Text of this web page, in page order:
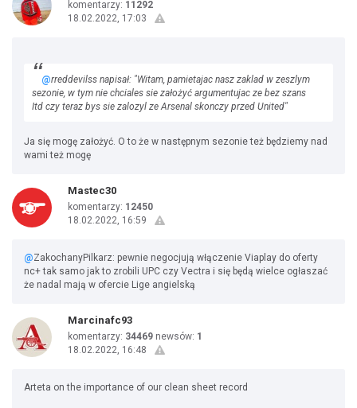
komentarzy: 11292
18.02.2022, 17:03
@rreddevilss napisał: "Witam, pamietajac nasz zaklad w zeszlym
sezonie, w tym nie chciales sie założyć argumentujac ze bez szans
Itd czy teraz bys sie zalozyl ze Arsenal skonczy przed United"
Ja się mogę założyć. O to że w następnym sezonie też będziemy nad
wami też mogę
Mastec30
komentarzy: 12450
18.02.2022, 16:59
@ZakochanyPilkarz: pewnie negocjują włączenie Viaplay do oferty
nc+ tak samo jak to zrobili UPC czy Vectra i się będą wielce ogłaszać
że nadal mają w ofercie Lige angielską
Marcinafc93
komentarzy: 34469 newsów: 1
18.02.2022, 16:48
Arteta on the importance of our clean sheet record